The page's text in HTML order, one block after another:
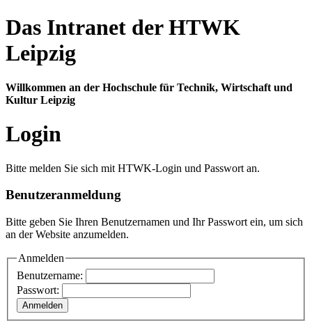
Das Intranet der HTWK
Leipzig
Willkommen an der Hochschule für Technik, Wirtschaft und
Kultur Leipzig
Login
Bitte melden Sie sich mit HTWK-Login und Passwort an.
Benutzeranmeldung
Bitte geben Sie Ihren Benutzernamen und Ihr Passwort ein, um sich
an der Website anzumelden.
Anmelden
Benutzername:
Passwort: